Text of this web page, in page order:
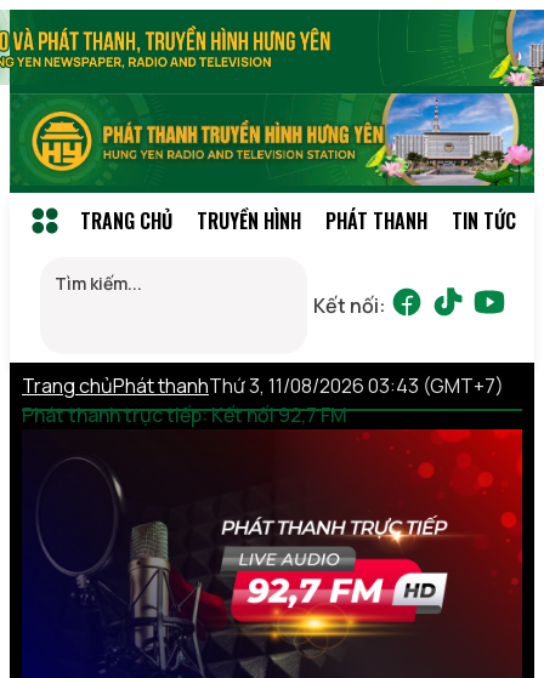
TRANG CHỦ TRUYỀN HÌNH PHÁT THANH TIN TỨC
Kết nối:
Trang chủPhát thanh
Phát thanh trực tiếp: Kết nối 92,7 FM
Thứ 3, 11/08/2026 03:43 (GMT+7)